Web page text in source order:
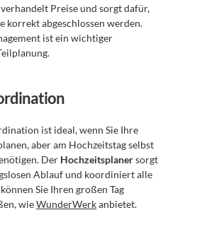
Preise und sorgt dafür,
korrekt abgeschlossen werden.
ist ein wichtiger
ist ideal, wenn Sie Ihre
aber am Hochzeitstag selbst
Der Hochzeitsplaner sorgt
Ablauf und koordiniert alle
Sie Ihren großen Tag
wie WunderWerk anbietet.